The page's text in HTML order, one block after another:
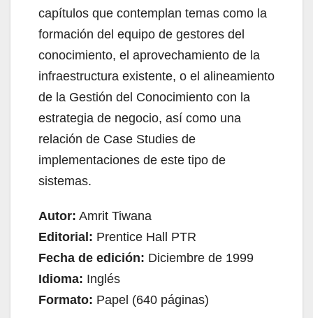
capítulos que contemplan temas como la
formación del equipo de gestores del
conocimiento, el aprovechamiento de la
infraestructura existente, o el alineamiento
de la Gestión del Conocimiento con la
estrategia de negocio, así como una
relación de Case Studies de
implementaciones de este tipo de
sistemas.
Autor: Amrit Tiwana
Editorial: Prentice Hall PTR
Fecha de edición: Diciembre de 1999
Idioma: Inglés
Formato: Papel (640 páginas)